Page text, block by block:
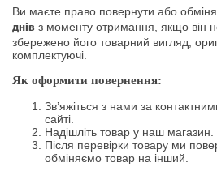
Ви маєте право повернути або
днів з моменту отримання, якщо він
збережено його товарний вигляд,
комплектуючі.
Як оформити повернення:
Зв’яжіться з нами за
сайті.
Надішліть товар у наш магазин.
Після перевірки товару ми
обміняємо товар на інший.